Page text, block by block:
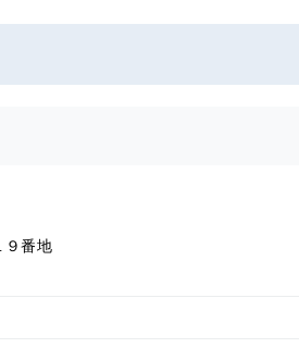
９番地